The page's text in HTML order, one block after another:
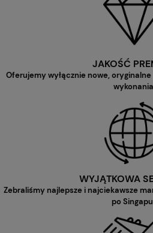
JAKOŚĆ
Oferujemy wyłącznie nowe,
WYJĄTKOWA
Zebraliśmy najlepsze i najciekawsze
po